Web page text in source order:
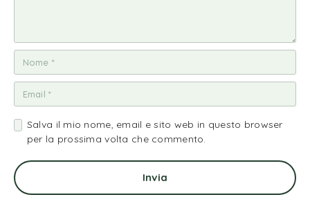
Salva il mio nome, email e sito web in questo browser
per la prossima volta che commento.